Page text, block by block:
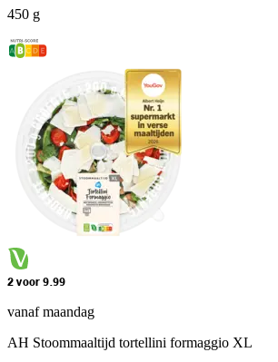
450 g
2 voor 9.99
vanaf maandag
AH Stoommaaltijd tortellini formaggio XL